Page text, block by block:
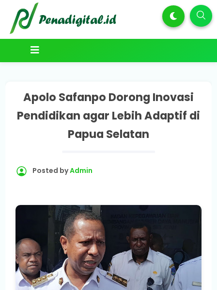
Apolo Safanpo Dorong Inovasi
Pendidikan agar Lebih Adaptif di
Papua Selatan
Posted byAdmin